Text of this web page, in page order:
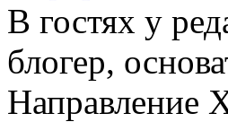
В гостях у
блогер,
Направление